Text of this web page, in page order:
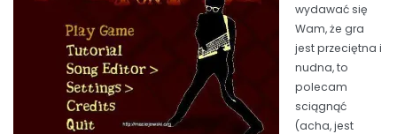
wydawać się
Wam, że gra
jest przeciętna i
nudna, to
polecam
sciągnąć
(acha, jest